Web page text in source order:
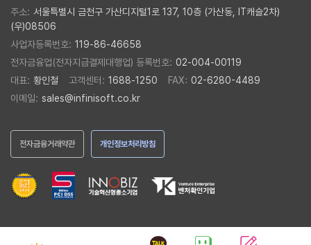
주소: 서울특별시 금천구 가산디지털1로 137, 10층 (가산동, IT캐슬2차)
(우)08506
사업자등록번호: 119-86-46658
전자금융업(전자지급결제대행업) 등록번호: 02-004-00119
대표: 황인철 고객센터: 1688-1250 FAX: 02-6280-4489
이메일: sales@infinisoft.co.kr
전자금융거래약관 개인정보처리방침